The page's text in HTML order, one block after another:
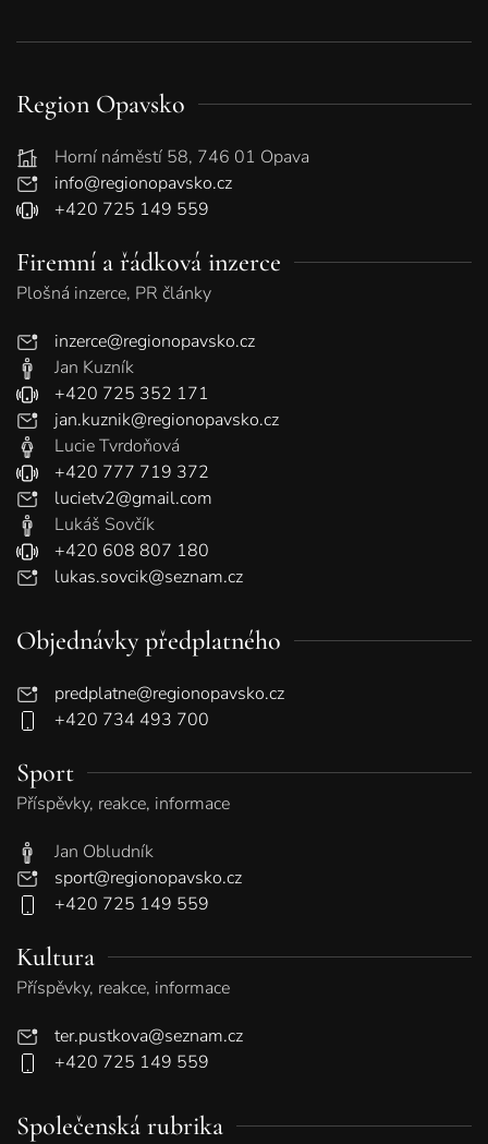
Region Opavsko
Horní náměstí 58, 746 01 Opava
info@regionopavsko.cz
+420 725 149 559
Firemní a řádková inzerce
Plošná inzerce, PR články
inzerce@regionopavsko.cz
Jan Kuzník
+420 725 352 171
jan.kuznik@regionopavsko.cz
Lucie Tvrdoňová
+420 777 719 372
lucietv2@gmail.com
Lukáš Sovčík
+420 608 807 180
lukas.sovcik@seznam.cz
Objednávky předplatného
predplatne@regionopavsko.cz
+420 734 493 700
Sport
Příspěvky, reakce, informace
Jan Obludník
sport@regionopavsko.cz
+420 725 149 559
Kultura
Příspěvky, reakce, informace
ter.pustkova@seznam.cz
+420 725 149 559
Společenská rubrika